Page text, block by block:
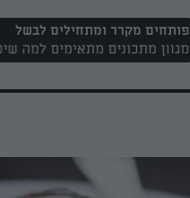
פותחים מקרר ומתחילים לבשל